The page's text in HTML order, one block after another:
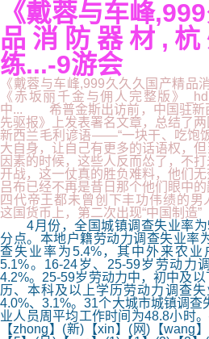
《戴蓉与车峰
品消防器材,
练...-9游会
《戴蓉与车峰,999久久久国产精品
《赤坂丽千金与佣人完整版》
中... 希普金斯出访前，中国驻新
先驱报》上发表署名文章，总结了
新西兰毛利谚语——“一块干、吃
大自身，让自己有更多的话语权，
因素的时候，这些人反而怂了，不
开战，这一仗真的胜负难料，他们
吕布已经不再是昔日那个他们眼中
四代帝王都未曾创下丰功伟绩的男
这国货币上，第二次出现“中国制造”
4月份，全国城镇调查失业率为
分点。本地户籍劳动力调查失业率
查失业率为5.4%，其中外来农
5.1%。16-24岁、25-59岁劳动力
4.2%。25-59岁劳动力中，初中及
历、本科及以上学历劳动力调查失
4.0%、3.1%。31个大城市城镇调查
业人员周平均工作时间为48.8
【zhong】(新)【xin】(网)【wang